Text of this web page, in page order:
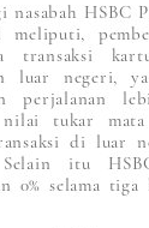
HSBC
meliputi,
transaksi
luar negeri,
perjalanan
tukar
di luar
itu
0% selama tiga